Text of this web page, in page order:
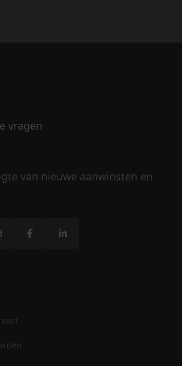
vragen
van nieuwe aanwinsten en